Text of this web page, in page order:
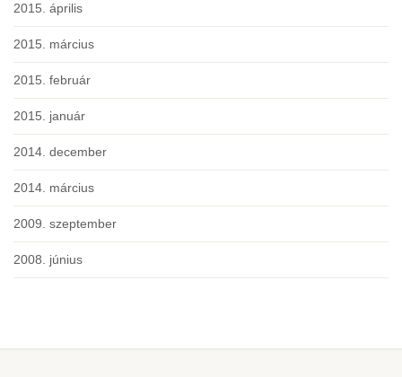
2015. április
2015. március
2015. február
2015. január
2014. december
2014. március
2009. szeptember
2008. június